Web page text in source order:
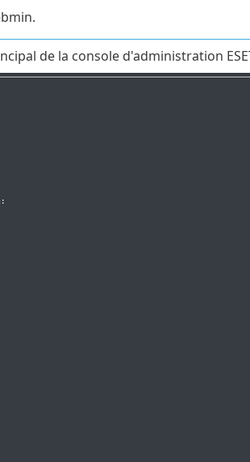
de la console d'administration ESET